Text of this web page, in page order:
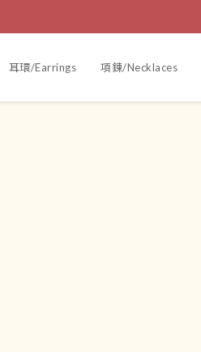
耳環/Earrings 項鍊/Necklaces